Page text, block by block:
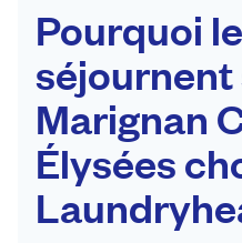
Pourquoi
Marignan
Élysées